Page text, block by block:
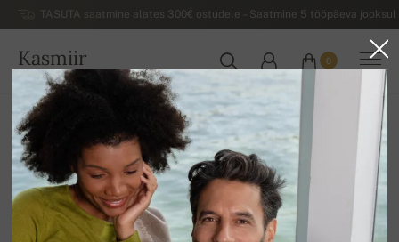
TASUTA saatmine alates 300€ ostudele – Saatmine 5 tööpäeva
Kasmiir
EESTI
0
Koju Luksuslikud naiste kašmiirist sviitrid Naiste kašmiir Duvet